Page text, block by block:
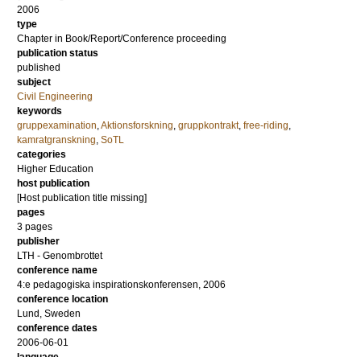
2006
type
Chapter in Book/Report/Conference proceeding
publication status
published
subject
Civil Engineering
keywords
gruppexamination,Aktionsforskning, gruppkontrakt, free-riding,
kamratgranskning, SoTL
categories
Higher Education
host publication
[Host publication title missing]
pages
3 pages
publisher
LTH - Genombrottet
conference name
4:e pedagogiska inspirationskonferensen, 2006
conference location
Lund, Sweden
conference dates
2006-06-01